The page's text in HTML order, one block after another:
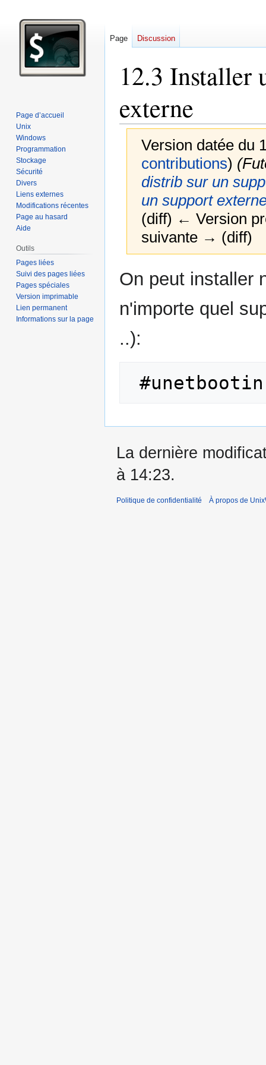
12.3 Installer
externe
Version datée du
contributions)
distrib sur un
un support
(diff) ← Version
suivante → (diff)
à
navigation
à
recherche
On peut installer
n'importe quel
..):
Page Discussion
Page d’accueil
Unix
Windows
Programmation
Stockage
Sécurité
Divers
Liens externes
Modifications récentes
Page au hasard
Aide
Outils
Pages liées
Suivi des pages liées
Pages spéciales
Version imprimable
Lien permanent
Informations sur la page
La dernière
à 14:23.
Politique de confidentialité À propos de